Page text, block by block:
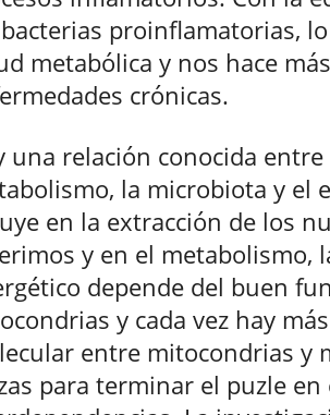
proinflamatorias,
metabólica y nos hace
crónicas.
una relación conocida
la microbiota y el
en la extracción de los
y en el metabolismo,
depende del buen
y cada vez hay
entre mitocondrias y
para terminar el puzle